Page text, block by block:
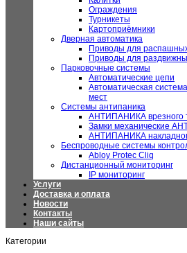
Ограждения
Турникеты
Картоприёмники
Дверная автоматика
Приводы для
Приводы для
Парковочные системы
Автоматические цепи
Автоматическая
мест
Системы антипаника
АНТИПАНИКА врезного
Замки механические
АНТИПАНИКА
Беспроводные системы
Abloy Protec Cliq
Дистанционный мониторинг
IP мониторинг
Услуги
Доставка и оплата
Новости
Контакты
Наши сайты
Категории